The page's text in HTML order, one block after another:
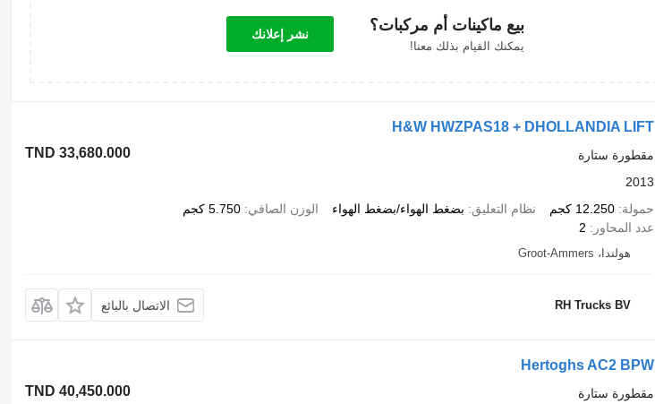
بيع ماكينات أم مركبات؟
يمكنك القيام بذلك معنا!
نشر إعلانك
H&W HWZPAS18 + DHOLLANDIA LIFT
TND 33,680.000
مقطورة ستارة
2013
حمولة 12.250 كجم نظام التعليق بضغط الهواء/بضغط الهواء الوزن الصافي 5.750 كجم
عدد المحاور
2
هولندا، Groot-Ammers
RH Trucks BV الاتصال بالبائع
Hertoghs AC2 BPW
TND 40,450.000
مقطورة ستارة